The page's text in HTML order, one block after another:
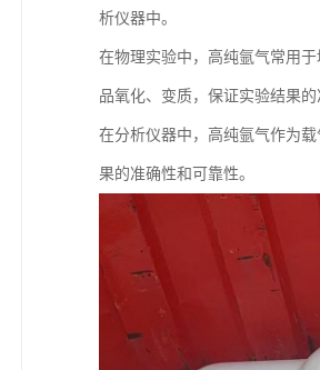
析仪器中。
在物理实验中，高纯氩气常用
品氧化、变质，保证实验结果的
在分析仪器中，高纯氩气作为
果的准确性和可靠性。